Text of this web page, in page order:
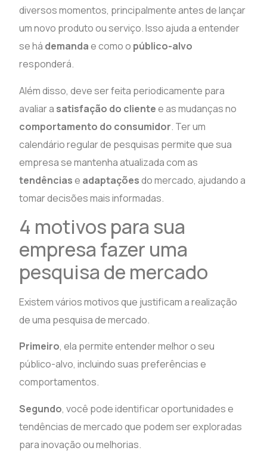
diversos momentos, principalmente antes de lançar
um novo produto ou serviço. Isso ajuda a entender
se há demandae como o público-alvo
responderá.
Além disso, deve ser feita periodicamente para
avaliar a satisfação do clientee as mudanças no
comportamento do consumidor. Ter um
calendário regular de pesquisas permite que sua
empresa se mantenha atualizada com as
tendênciase adaptaçõesdo mercado, ajudando a
tomar decisões mais informadas.
4 motivos para sua
empresa fazer uma
pesquisa de mercado
Existem vários motivos que justificam a realização
de uma pesquisa de mercado.
Primeiro, ela permite entender melhor o seu
público-alvo, incluindo suas preferências e
comportamentos.
Segundo, você pode identificar oportunidades e
tendências de mercado que podem ser exploradas
para inovação ou melhorias.